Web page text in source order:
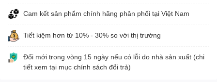
Cam kết sản phẩm chính hãng phân phối tại Việt Nam
Tiết kiệm hơn từ 10% - 30% so với thị trường
Đổi mới trong vòng 15 ngày nếu có lỗi do nhà sản xuất (chi
tiết xem tại mục chính sách đổi trả)